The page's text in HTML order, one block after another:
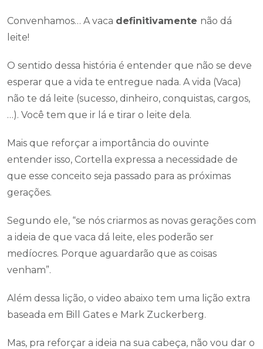
Convenhamos… A vaca definitivamente não dá
leite!
O sentido dessa história é entender que não se deve
esperar que a vida te entregue nada. A vida (Vaca)
não te dá leite (sucesso, dinheiro, conquistas, cargos,
…). Você tem que ir lá e tirar o leite dela.
Mais que reforçar a importância do ouvinte
entender isso, Cortella expressa a necessidade de
que esse conceito seja passado para as próximas
gerações.
Segundo ele, “se nós criarmos as novas gerações com
a ideia de que vaca dá leite, eles poderão ser
medíocres. Porque aguardarão que as coisas
venham”.
Além dessa lição, o video abaixo tem uma lição extra
baseada em Bill Gates e Mark Zuckerberg.
Mas, pra reforçar a ideia na sua cabeça, não vou dar o